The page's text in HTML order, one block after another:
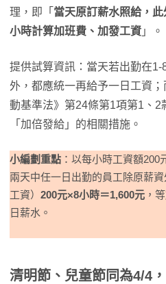
理，即「 當天原訂薪水照給，
小時計算加班費、加發工資 」。
提供試算資訊：當天若出勤在
外，都應統一再給予一日工資
動基準法》第24條第1項第1、2
「加倍發給」的相關措施。
小編劃重點 ：以每小時工資額
兩天中任一日出勤的員工除原薪
工資） 200元×8小時＝1,600元 ，
日薪水。
清明節、兒童節同為4/4